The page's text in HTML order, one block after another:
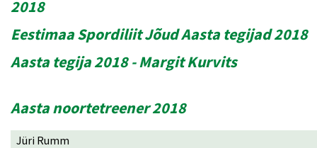
2018
Eestimaa Spordiliit Jõud Aasta tegijad 2018
Aasta tegija 2018 - Margit Kurvits
Aasta noortetreener 2018
Jüri Rumm